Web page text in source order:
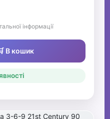
інформації
В кошик